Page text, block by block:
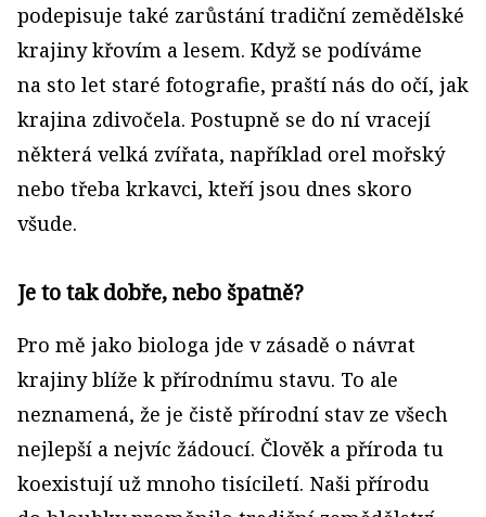
podepisuje také zarůstání tradiční zemědělské
krajiny křovím a lesem. Když se podíváme
na sto let staré fotografie, praští nás do očí, jak
krajina zdivočela. Postupně se do ní vracejí
některá velká zvířata, například orel mořský
nebo třeba krkavci, kteří jsou dnes skoro
všude.
Je to tak dobře, nebo špatně?
Pro mě jako biologa jde v zásadě o návrat
krajiny blíže k přírodnímu stavu. To ale
neznamená, že je čistě přírodní stav ze všech
nejlepší a nejvíc žádoucí. Člověk a příroda tu
koexistují už mnoho tisíciletí. Naši přírodu